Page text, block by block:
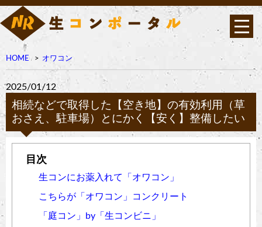
HOME オワコン
2025/01/12
相続などで取得した【空き地】の有効利用（草
おさえ、駐車場）とにかく【安く】整備したい
生コンにお薬入れて「オワコン」
こちらが「オワコン」コンクリート
「庭コン」by「生コンビニ」